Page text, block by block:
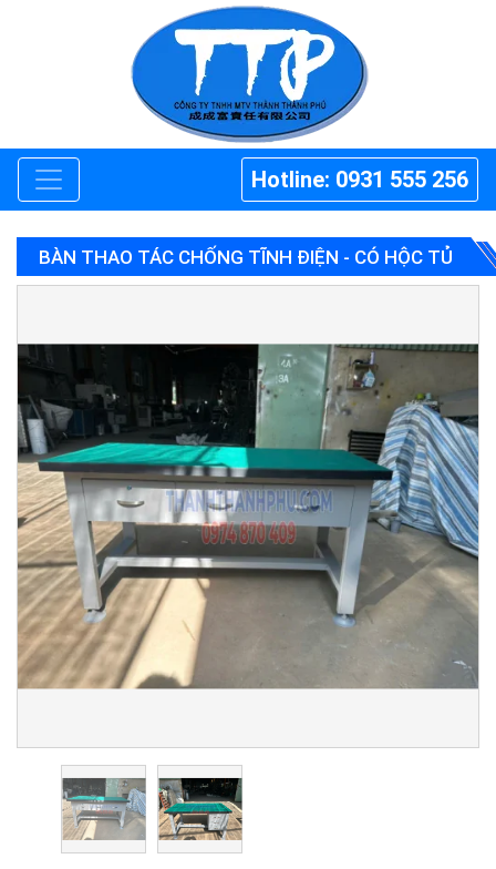
Hotline: 0931 555 256
BÀN THAO TÁC CHỐNG TĨNH ĐIỆN - CÓ HỘC TỦ